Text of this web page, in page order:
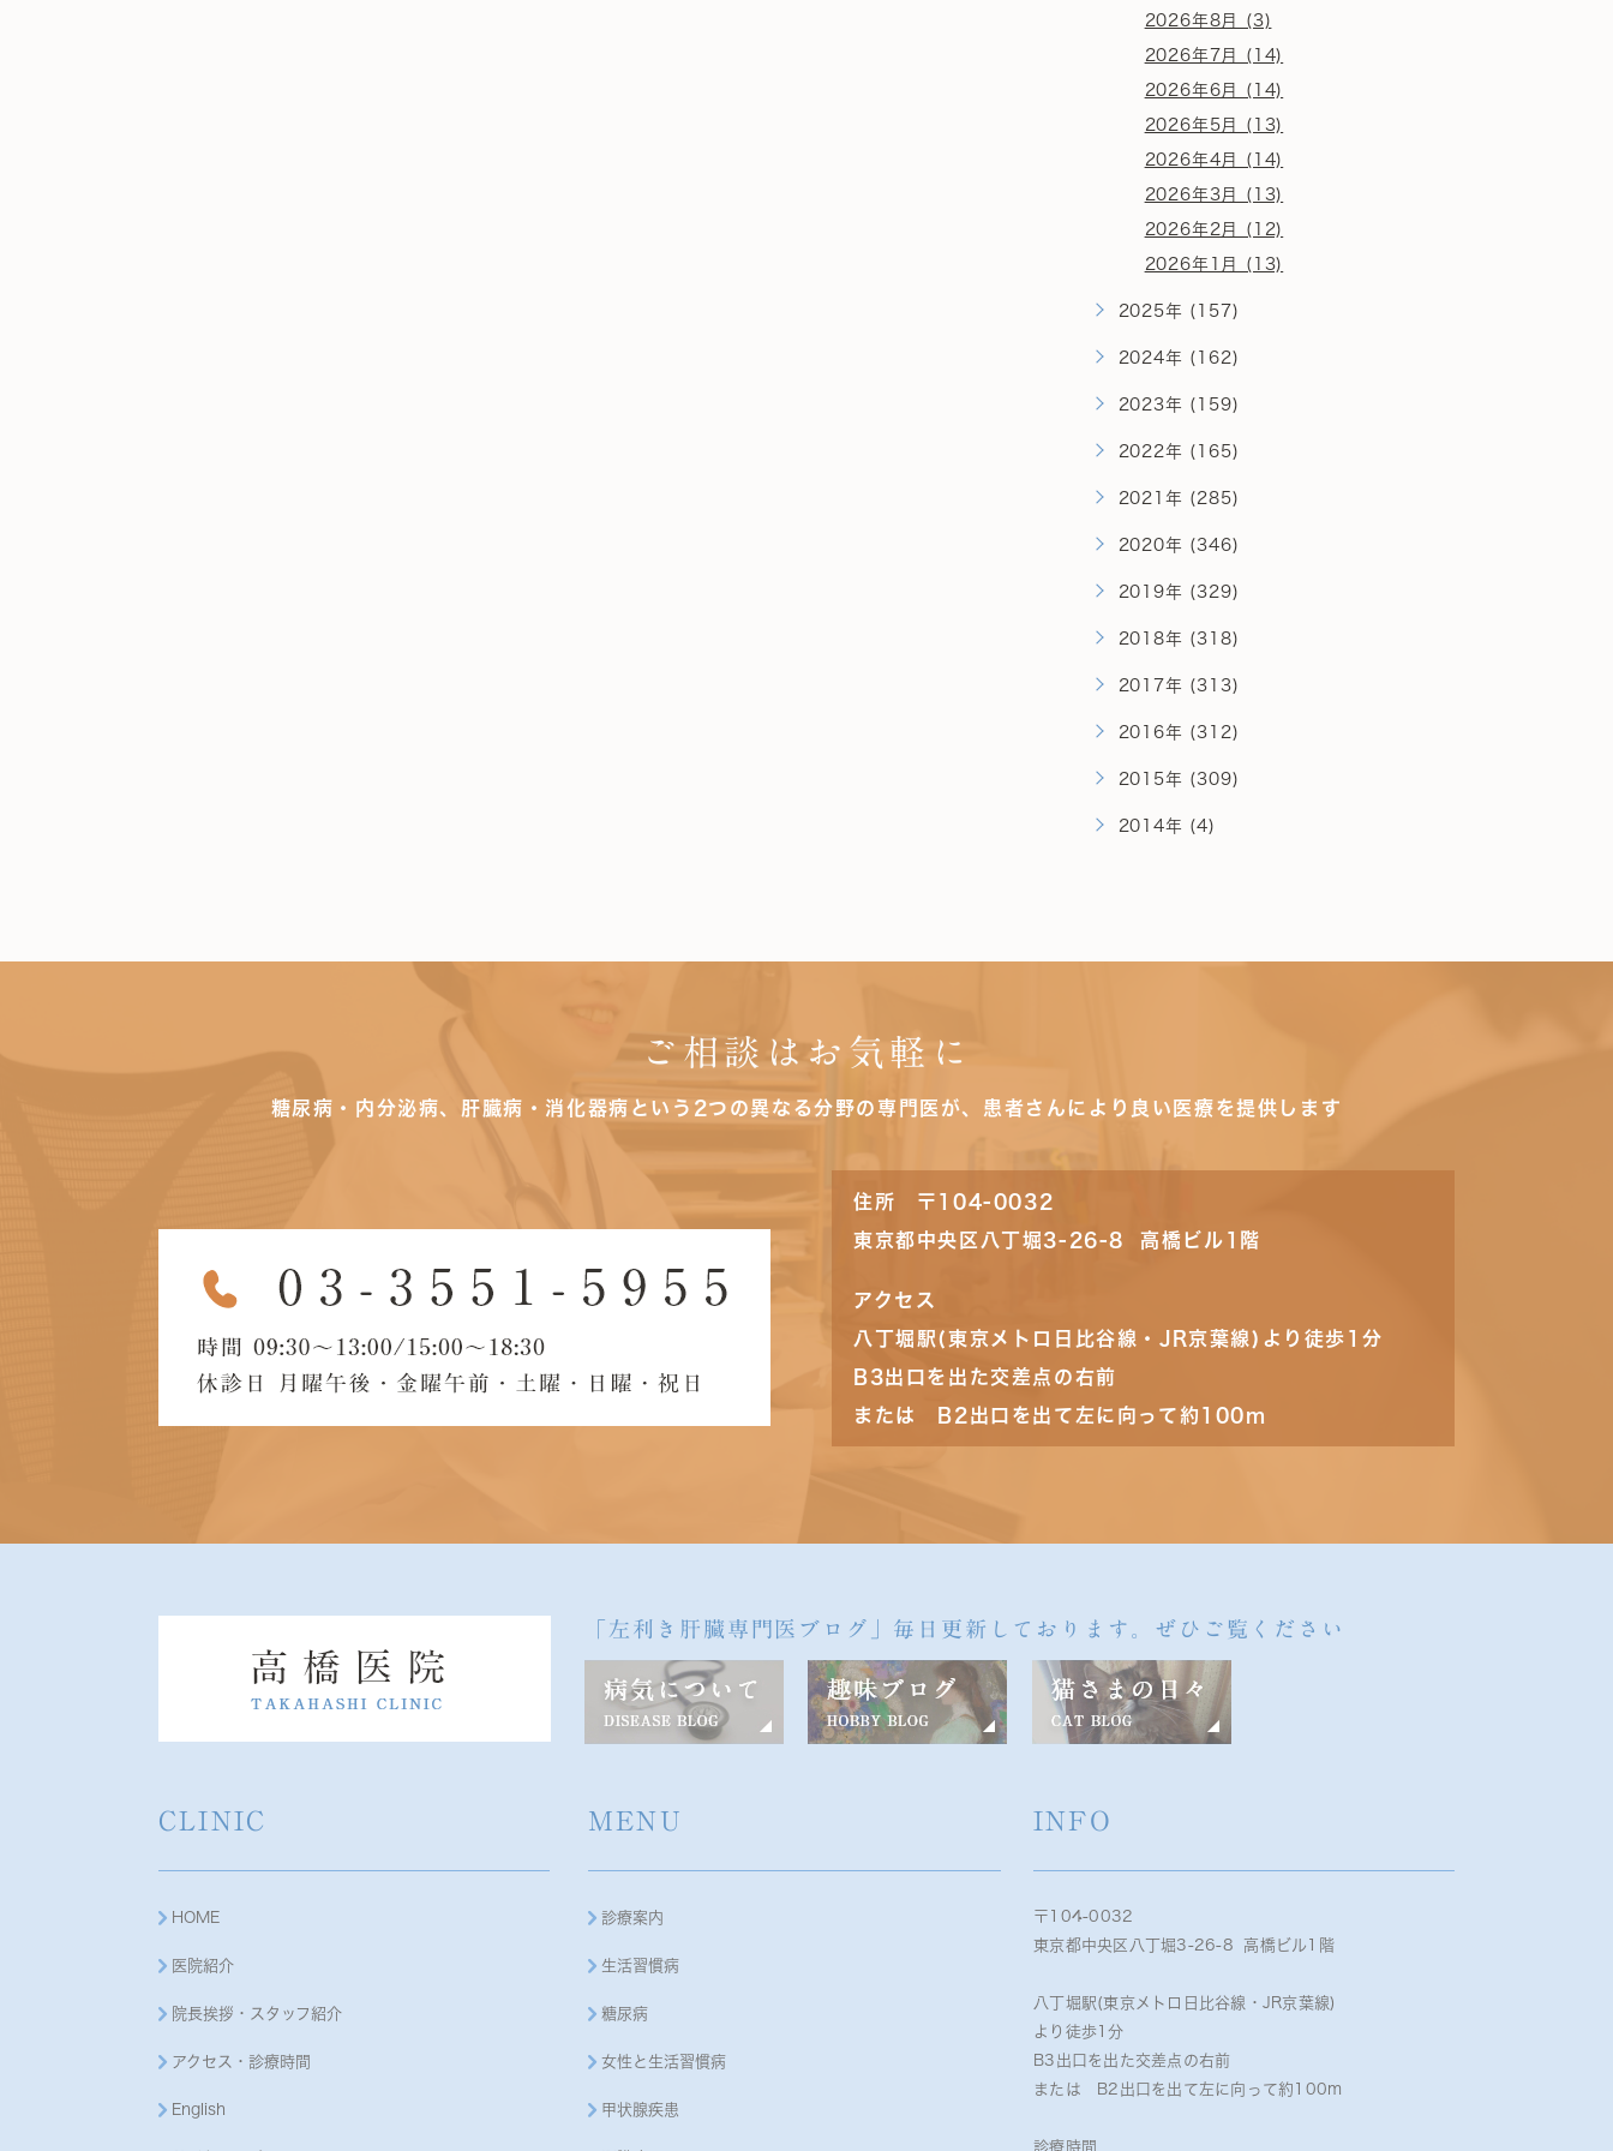
2026年8月 (3)
2026年7月 (14)
2026年6月 (14)
2026年5月 (13)
2026年4月 (14)
2026年3月 (13)
2026年2月 (12)
2026年1月 (13)
2025年 (157)
2024年 (162)
2023年 (159)
2022年 (165)
2021年 (285)
2020年 (346)
2019年 (329)
2018年 (318)
2017年 (313)
2016年 (312)
2015年 (309)
2014年 (4)
ご相談はお気軽に
糖尿病・内分泌病、肝臓病・消化器病という2つの異なる分野の専門医が、患者さんにより良い医療を提供します
住所 〒104-0032
東京都中央区八丁堀3-26-8 高橋ビル1階
アクセス
八丁堀駅(東京メトロ日比谷線・JR京葉線)より徒歩1分
B3出口を出た交差点の右前
または B2出口を出て左に向って約100m
「左利き肝臓専門医ブログ」毎日更新しております。ぜひご覧ください
CLINIC
HOME
医院紹介
院長挨拶・スタッフ紹介
アクセス・診療時間
English
MENU
診療案内
生活習慣病
糖尿病
女性と生活習慣病
甲状腺疾患
INFO
〒104-0032
東京都中央区八丁堀3-26-8 高橋ビル1階
八丁堀駅(東京メトロ日比谷線・JR京葉線)
より徒歩1分
B3出口を出た交差点の右前
または B2出口を出て左に向って約100m
診療時間